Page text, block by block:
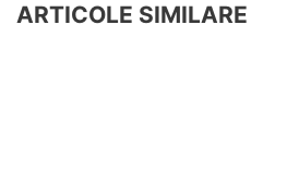
ARTICOLE SIMILARE